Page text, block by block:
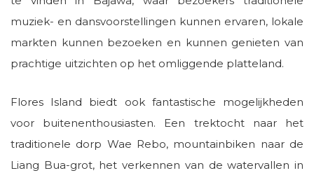
muziek- en dansvoorstellingen kunnen ervaren, lokale
markten kunnen bezoeken en kunnen genieten van
prachtige uitzichten op het omliggende platteland.
Flores Island biedt ook fantastische mogelijkheden
voor buitenenthousiasten. Een trektocht naar het
traditionele dorp Wae Rebo, mountainbiken naar de
Liang Bua-grot, het verkennen van de watervallen in